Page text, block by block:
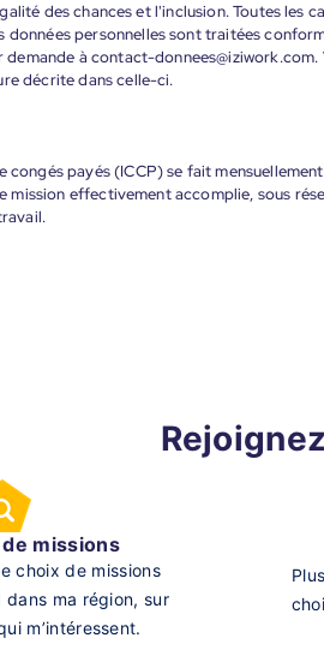
des chances et l'inclusion. Toutes les
données personnelles sont traitées
à contact-
décrite dans celle-ci.
congés payés (ICCP) se fait
mission effectivement accomplie, sous
missions
choix de missions
dans ma région, sur
m’intéressent.